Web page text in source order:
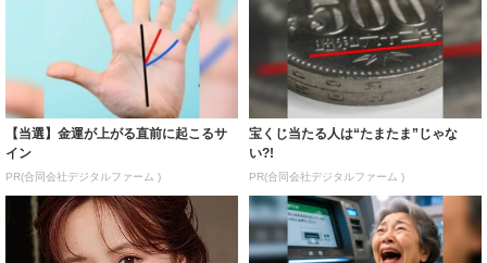
【当選】金運が上がる直前に起こるサ
イン
PR(合同会社デジタルファーム )
宝くじ当たる人は“たまたま”じゃな
い?!
PR(合同会社デジタルファーム )